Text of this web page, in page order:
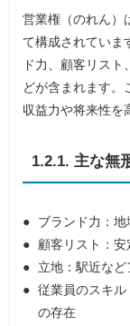
営業権（のれん）
て構成されていま
ド力、顧客リス
どが含まれます。
収益力や将来性を
1.2.1. 主な無
ブランド力：地
顧客リスト：
立地：駅近な
従業員のスキ
の存在